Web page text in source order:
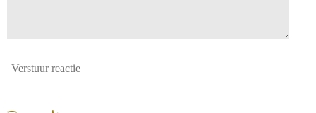
Verstuur reactie